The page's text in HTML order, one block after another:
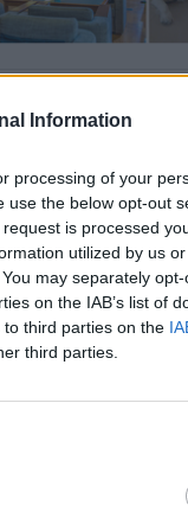
Information
processing of your
use the below opt-out
is processed
utilized by us
may separately
on the IAB’s list of
third parties on the
third parties.
hétvégét
fotópályázatunkon
várják gazdáikat.
kiválasztott legjobb
egy 3 napos
kutyabarát
Resort****-ban.
»